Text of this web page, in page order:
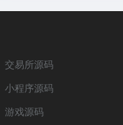
交易所源码
小程序源码
游戏源码